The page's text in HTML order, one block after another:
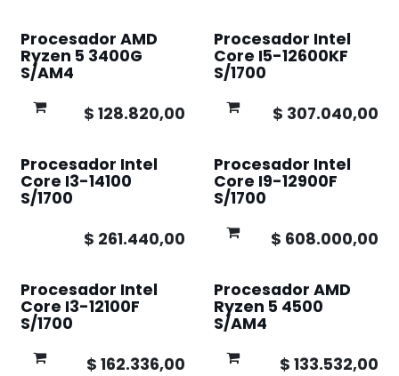
Procesador AMD
Ryzen 5 3400G
S/AM4
$ 128.820,00
Procesador Intel
Core I5-12600KF
S/1700
$ 307.040,00
Procesador Intel
Core I3-14100
S/1700
$ 261.440,00
Procesador Intel
Core I9-12900F
S/1700
$ 608.000,00
Procesador Intel
Core I3-12100F
S/1700
$ 162.336,00
Procesador AMD
Ryzen 5 4500
S/AM4
$ 133.532,00